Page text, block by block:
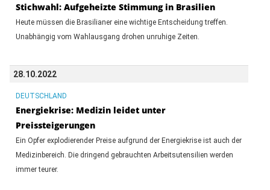
Stichwahl: Aufgeheizte Stimmung in Brasilien
Heute müssen die Brasilianer eine wichtige Entscheidung treffen.
Unabhängig vom Wahlausgang drohen unruhige Zeiten.
28.10.2022
DEUTSCHLAND
Energiekrise: Medizin leidet unter
Preissteigerungen
Ein Opfer explodierender Preise aufgrund der Energiekrise ist auch der
Medizinbereich. Die dringend gebrauchten Arbeitsutensilien werden
immer teurer.